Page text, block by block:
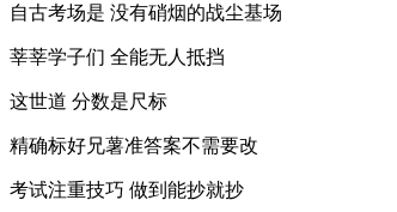
自古考场是 没有硝烟的战尘基场
莘莘学子们 全能无人抵挡
这世道 分数是尺标
精确标好兄薯准答案不需要改
考试注重技巧 做到能抄就抄